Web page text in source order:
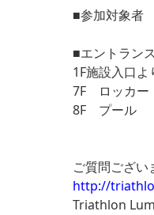
■参加対象者
■エントラン
1F施設入口よ
7F ロッカー
8F プール
ご質問ござい
http://
Triathlon